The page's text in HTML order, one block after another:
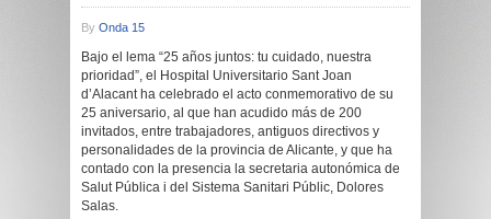
By Onda 15
Bajo el lema “25 años juntos: tu cuidado, nuestra
prioridad”, el Hospital Universitario Sant Joan
d’Alacant ha celebrado el acto conmemorativo de su
25 aniversario, al que han acudido más de 200
invitados, entre trabajadores, antiguos directivos y
personalidades de la provincia de Alicante, y que ha
contado con la presencia la secretaria autonómica de
Salut Pública i del Sistema Sanitari Públic, Dolores
Salas.